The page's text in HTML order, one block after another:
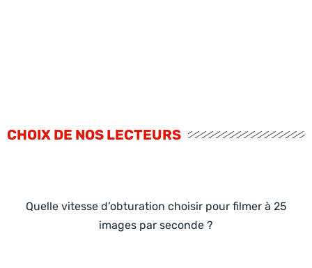
CHOIX DE NOS LECTEURS
Quelle vitesse d’obturation choisir pour filmer à 25
images par seconde ?